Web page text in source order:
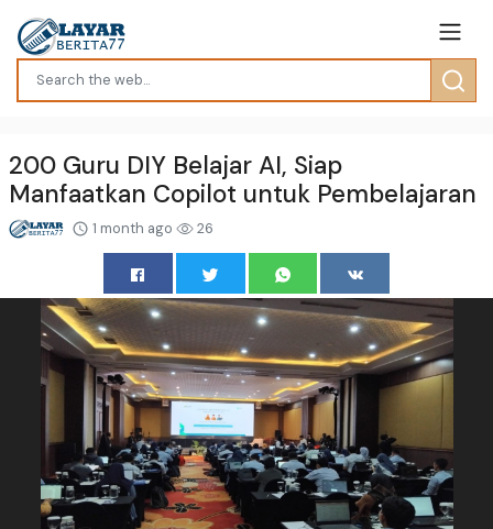
200 Guru DIY Belajar AI, Siap
Manfaatkan Copilot untuk Pembelajaran
1 month ago 26